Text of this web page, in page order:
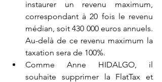
instaurer un revenu maximum,
correspondant à 20 fois le revenu
médian, soit 430 000 euros annuels.
Au-delà de ce revenu maximum la
taxation sera de 100%.
Comme Anne HIDALGO, il
souhaite supprimer la FlatTax et